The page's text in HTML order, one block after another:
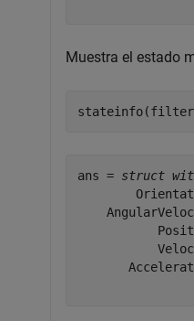
Muestra el estado
ans = struct